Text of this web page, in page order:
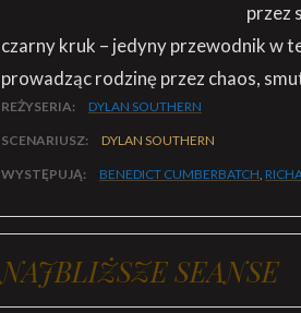
przez
czarny kruk – jedyny przewodnik w
prowadząc rodzinę przez chaos,
REŻYSERIA: DYLAN SOUTHERN
SCENARIUSZ: DYLAN SOUTHERN
WYSTĘPUJĄ: BENEDICT CUMBERBATCH,
NAJBLIŻSZE SEANSE